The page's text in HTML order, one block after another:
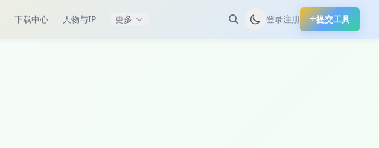
下载中心 人物与IP 更多 登录注册 提交工具